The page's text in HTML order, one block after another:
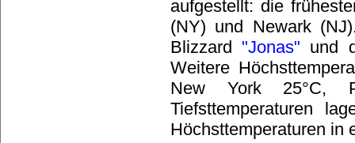
aufgestellt: die
(NY) und Newark
Blizzard "Jonas" und
Weitere
New York 25°C,
Tiefsttemperaturen
Höchsttemperaturen in